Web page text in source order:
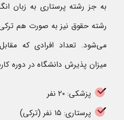
به جز رشته پرستاری به زبان
رشته حقوق نیز به صورت هم
می‌شود. تعداد افرادی که
میزان پذیرش دانشگاه در دوره
پزشکی: ۲۰ نفر
پرستاری: ۱۵ نفر (ترکی)